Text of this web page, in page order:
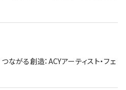
がる創造：ACYアーティスト・フェ